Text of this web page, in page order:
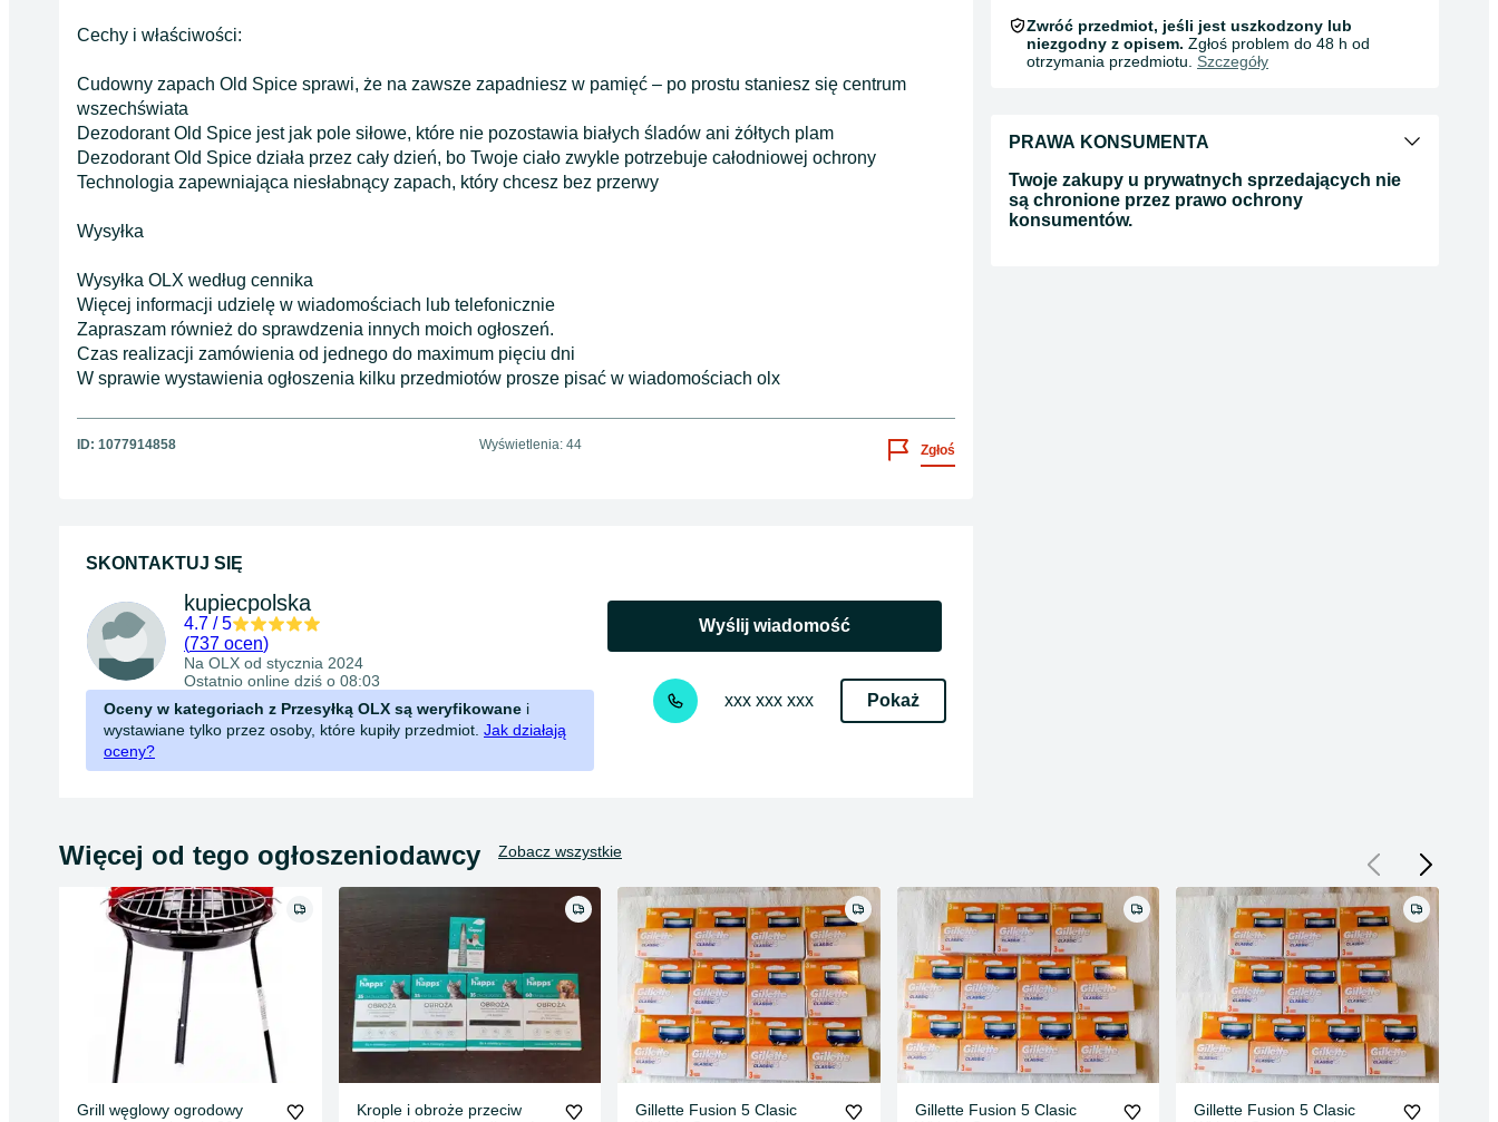
Cechy i właściwości:
Cudowny zapach Old Spice sprawi, że na zawsze zapadniesz w pamięć – po prostu staniesz się centrum
wszechświata
Dezodorant Old Spice jest jak pole siłowe, które nie pozostawia białych śladów ani żółtych plam
Dezodorant Old Spice działa przez cały dzień, bo Twoje ciało zwykle potrzebuje całodniowej ochrony
Technologia zapewniająca niesłabnący zapach, który chcesz bez przerwy
Wysyłka
Wysyłka OLX według cennika
Więcej informacji udzielę w wiadomościach lub telefonicznie
Zapraszam również do sprawdzenia innych moich ogłoszeń.
Czas realizacji zamówienia od jednego do maximum pięciu dni
W sprawie wystawienia ogłoszenia kilku przedmiotów prosze pisać w wiadomościach olx
ID: 1077914858 Wyświetlenia: 44 Zgłoś
SKONTAKTUJ SIĘ
kupiecpolska
4.7 /5
(737 ocen)
Na OLX od stycznia 2024
Ostatnio online dziś o 08:03
Oceny w kategoriach z Przesyłką OLX są weryfikowane i
wystawiane tylko przez osoby, które kupiły przedmiot. Jak działają
oceny?
Wyślij wiadomość
xxx xxx xxx Pokaż
Zwróć przedmiot, jeśli jest uszkodzony lub
niezgodny z opisem. Zgłoś problem do 48 h od
otrzymania przedmiotu. Szczegóły
PRAWA KONSUMENTA
Twoje zakupy u prywatnych sprzedających nie
są chronione przez prawo ochrony
konsumentów.
Więcej od tego ogłoszeniodawcy Zobacz wszystkie
Grill węglowy ogrodowy
Krople i obroże przeciw
Gillette Fusion 5 Clasic
Gillette Fusion 5 Clasic
Gillette Fusion 5 Clasic